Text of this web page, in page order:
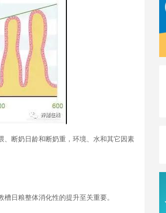
断奶日龄和断奶重，环境、水和其它因素
日粮整体消化性的提升至关重要。